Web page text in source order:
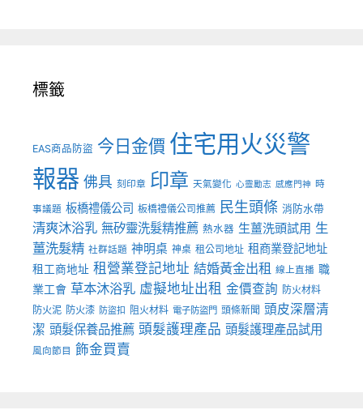
標籤
EAS商品防盜 今日金價 住宅用火災警
報器 佛具 刻印章 印章 天氣變化 心靈勵志 感應門神 時
事議題 板橋禮儀公司 板橋禮儀公司推薦 民生頭條 消防水帶
清爽沐浴乳 無矽靈洗髮精推薦 熱水器 生薑洗頭試用 生
薑洗髮精 社群話題 神明桌 神桌 租公司地址 租商業登記地址
租工商地址 租營業登記地址 結婚黃金出租 線上直播 職
業工會 草本沐浴乳 虛擬地址出租 金價查詢 防火材料
防火泥 防火漆 防盜扣 阻火材料 電子防盜門 頭條新聞 頭皮深層清
潔 頭髮保養品推薦 頭髮護理產品 頭髮護理產品試用
風向節目 飾金買賣